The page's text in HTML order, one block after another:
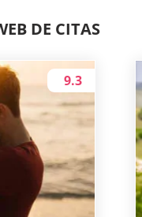
DE CITAS
9.3